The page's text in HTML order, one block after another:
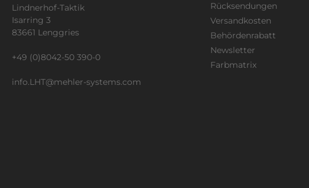
Lindnerhof-Taktik
Isarring 3
83661 Lenggries
+49 (0)8042-50 390-0
info.LHT@mehler-systems.com
Rücksendungen
Versandkosten
Behördenrabatt
Newsletter
Farbmatrix